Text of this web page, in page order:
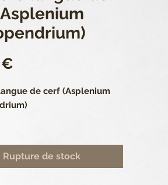
€
de cerf (Asplenium
l’ensemble pot inclus 13
6 cm.
Rupture de stock